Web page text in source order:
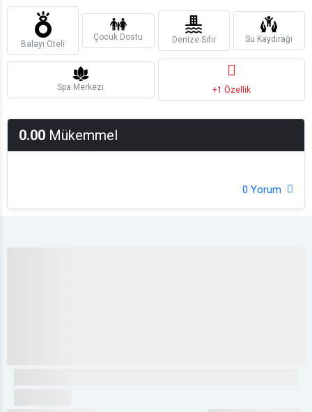
Balayı Oteli
Çocuk Dostu Denize Sıfır Su Kaydırağı
Spa Merkezi +1 Özellik
0.00 Mükemmel
0 Yorum